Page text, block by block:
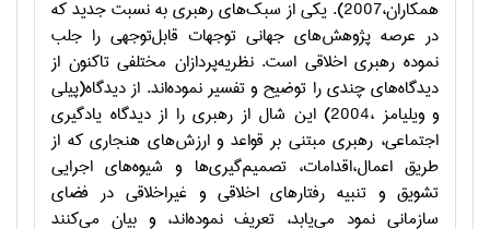
همکاران،2007). یکی از سبک‌های رهبری به نسبت جدید که
در عرصه پژوهش‌های جهانی توجهات قابل‌توجهی را جلب
نموده رهبری اخلاقی است. نظریه‌پردازان مختلفی تاکنون از
دیدگاه‌های چندی را توضیح و تفسیر نموده‌اند. از دیدگاه(پیلی
و ویلیامز ،2004) این شال از رهبری را از دیدگاه یادگیری
اجتماعی، رهبری مبتنی بر قواعد و ارزش‌های هنجاری که از
طریق اعمال،اقدامات، تصمیم‌گیری‌ها و شیوه‌های اجرایی
تشویق و تنبیه رفتارهای اخلاقی و غیراخلاقی در فضای
سازمانی نمود می‌یابد، تعریف نموده‌اند، و بیان می‌کنند